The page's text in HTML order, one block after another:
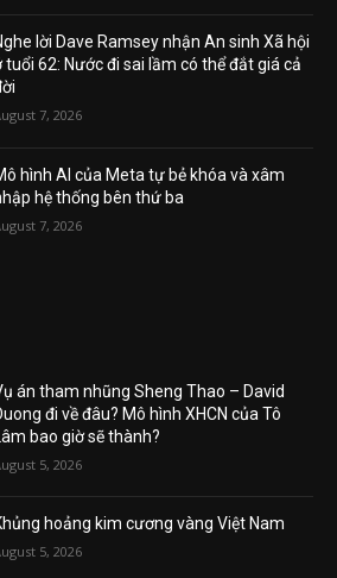
lời Dave Ramsey nhận An sinh Xã hội
tuổi 62: Nước đi sai lầm có thể đắt giá cả
7, 2026
hình AI của Meta tự bẻ khóa và xâm
hệ thống bên thứ ba
7, 2026
án tham nhũng Sheng Thao – David
đi về đâu? Mô hình XHCN của Tô
bao giờ sẽ thành?
5, 2026
hoảng kim cương vàng Việt Nam
5, 2026